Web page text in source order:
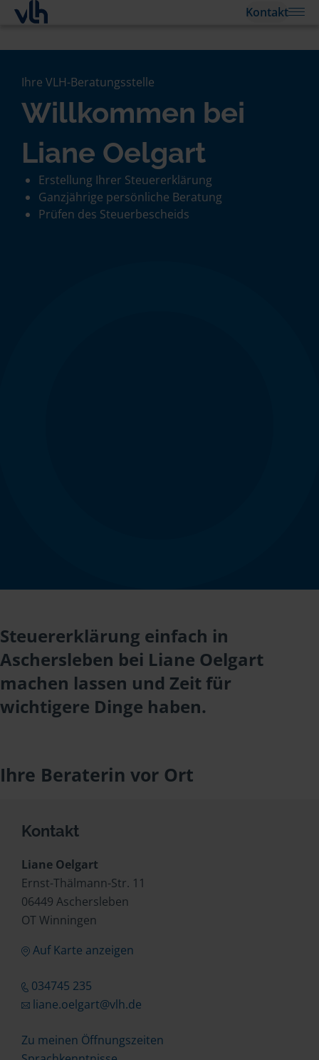
Kontakt
Ihre VLH-Beratungsstelle
Willkommen bei
Liane Oelgart
Erstellung Ihrer Steuererklärung
Ganzjährige persönliche Beratung
Prüfen des Steuerbescheids
Steuererklärung einfach in
Aschersleben bei Liane Oelgart
machen lassen und Zeit für
wichtigere Dinge haben.
Ihre Beraterin vor Ort
Kontakt
Liane Oelgart
Ernst-Thälmann-Str. 11
06449 Aschersleben
OT Winningen
Auf Karte anzeigen
034745 235
liane.oelgart@vlh.de
Zu meinen Öffnungszeiten